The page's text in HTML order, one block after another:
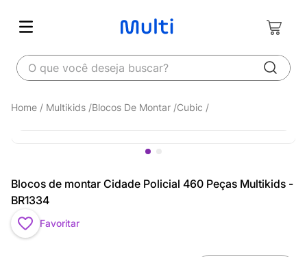
O que você deseja buscar?
Multikids Blocos De Montar Cubic
Blocos de montar Cidade Policial 460 Peças Multikids -
BR1334
Favoritar